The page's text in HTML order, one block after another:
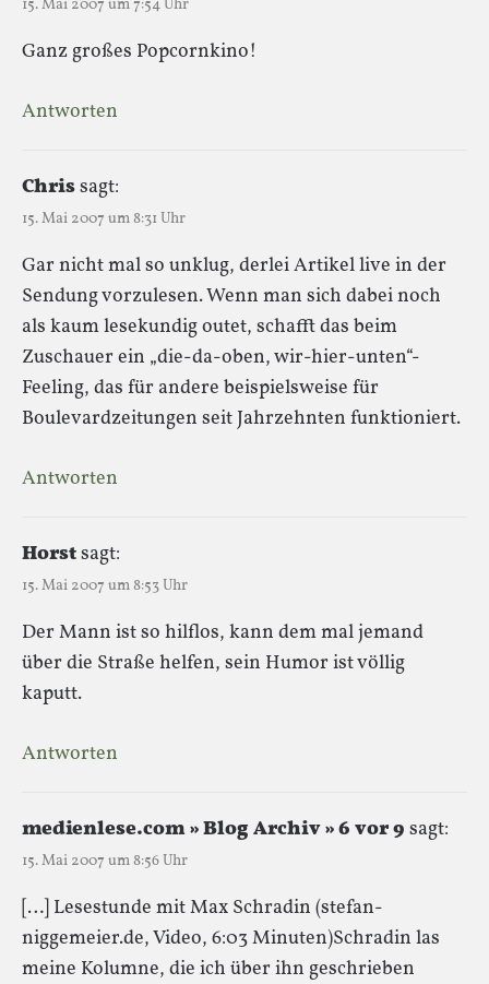
15. Mai 2007 um 7:54 Uhr
Ganz großes Popcornkino!
Antworten
Chrissagt:
15. Mai 2007 um 8:31 Uhr
Gar nicht mal so unklug, derlei Artikel live in der
Sendung vorzulesen. Wenn man sich dabei noch
als kaum lesekundig outet, schafft das beim
Zuschauer ein „die-da-oben, wir-hier-unten“-
Feeling, das für andere beispielsweise für
Boulevardzeitungen seit Jahrzehnten funktioniert.
Antworten
Horstsagt:
15. Mai 2007 um 8:53 Uhr
Der Mann ist so hilflos, kann dem mal jemand
über die Straße helfen, sein Humor ist völlig
kaputt.
Antworten
medienlese.com » Blog Archiv » 6 vor 9 sagt:
15. Mai 2007 um 8:56 Uhr
[…] Lesestunde mit Max Schradin (stefan-
niggemeier.de, Video, 6:03 Minuten)Schradin las
meine Kolumne, die ich über ihn geschrieben